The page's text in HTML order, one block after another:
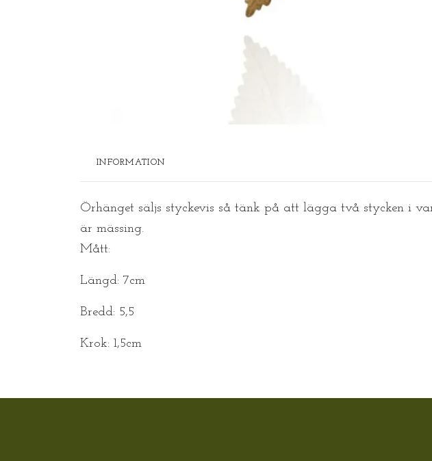
INFORMATION
Örhänget säljs styckevis så tänk på att lägga två stycken i
är mässing.
Mått:
Längd: 7cm
Bredd: 5,5
Krok: 1,5cm